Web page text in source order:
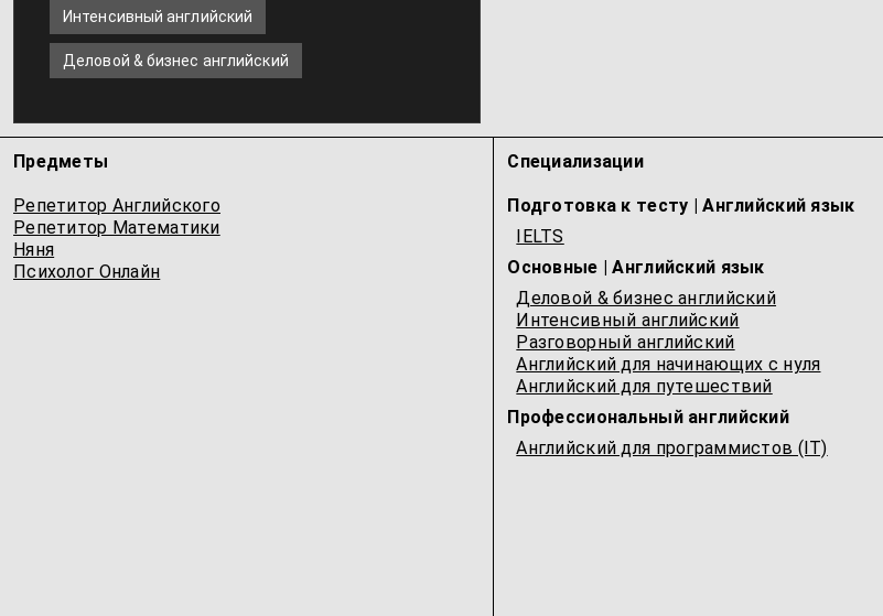
Интенсивный английский
Деловой & бизнес английский
Предметы
Репетитор Английского
Репетитор Математики
Няня
Психолог Онлайн
Специализации
Подготовка к тесту | Английский язык
IELTS
Основные | Английский язык
Деловой & бизнес английский
Интенсивный английский
Разговорный английский
Английский для начинающих с нуля
Английский для путешествий
Профессиональный английский
Английский для программистов (IT)